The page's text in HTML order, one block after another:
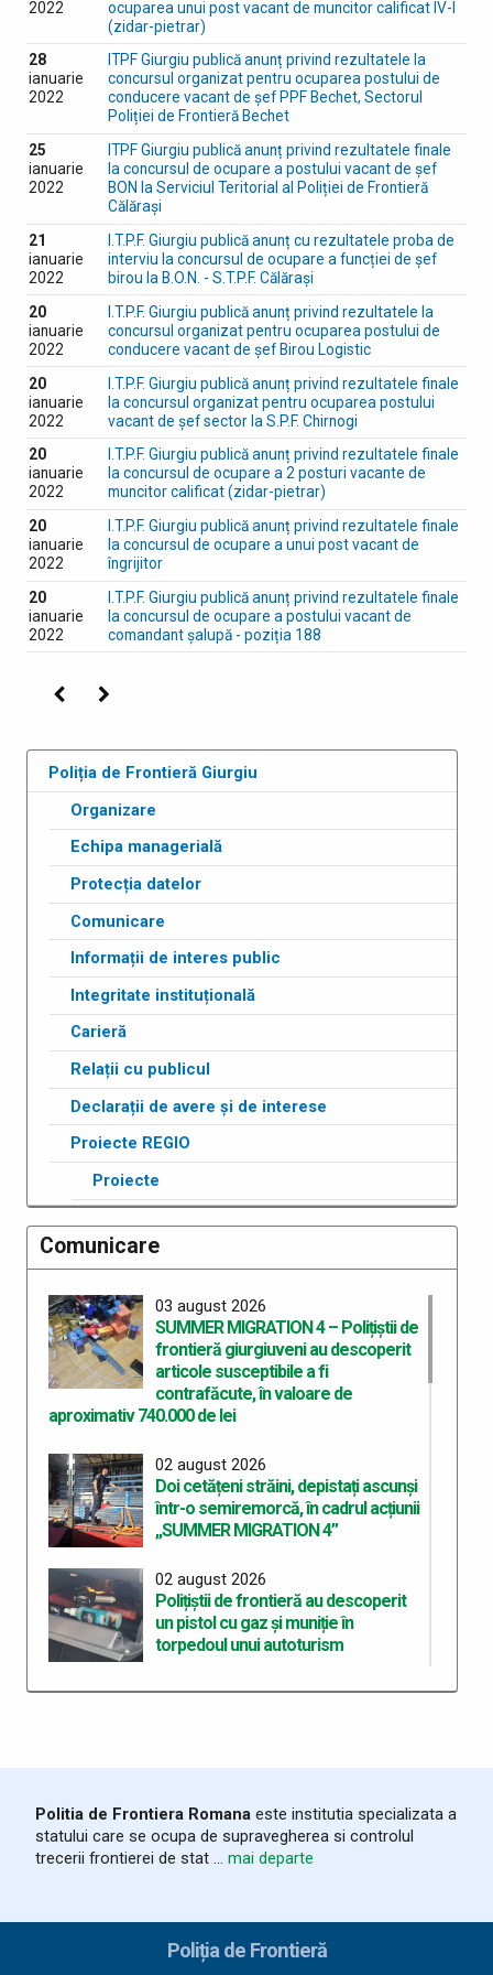
2022
ocuparea unui post vacant de muncitor calificat IV-I
(zidar-pietrar)
28
ianuarie
2022
ITPF Giurgiu publică anunț privind rezultatele la
concursul organizat pentru ocuparea postului de
conducere vacant de șef PPF Bechet, Sectorul
Poliției de Frontieră Bechet
25
ianuarie
2022
ITPF Giurgiu publică anunț privind rezultatele finale
la concursul de ocupare a postului vacant de șef
BON la Serviciul Teritorial al Poliției de Frontieră
Călărași
21
ianuarie
2022
I.T.P.F. Giurgiu publică anunț cu rezultatele proba de
interviu la concursul de ocupare a funcției de șef
birou la B.O.N. - S.T.P.F. Călărași
20
ianuarie
2022
I.T.P.F. Giurgiu publică anunț privind rezultatele la
concursul organizat pentru ocuparea postului de
conducere vacant de șef Birou Logistic
20
ianuarie
2022
I.T.P.F. Giurgiu publică anunț privind rezultatele finale
la concursul organizat pentru ocuparea postului
vacant de șef sector la S.P.F. Chirnogi
20
ianuarie
2022
I.T.P.F. Giurgiu publică anunț privind rezultatele finale
la concursul de ocupare a 2 posturi vacante de
muncitor calificat (zidar-pietrar)
20
ianuarie
2022
I.T.P.F. Giurgiu publică anunț privind rezultatele finale
la concursul de ocupare a unui post vacant de
îngrijitor
20
ianuarie
2022
I.T.P.F. Giurgiu publică anunț privind rezultatele finale
la concursul de ocupare a postului vacant de
comandant șalupă - poziția 188
Precedenta
Poliția de Frontieră Giurgiu
Organizare
Echipa managerială
Protecția datelor
Comunicare
Informații de interes public
Integritate instituțională
Carieră
Relații cu publicul
Declarații de avere și de interese
Proiecte REGIO
Proiecte
Comunicare
03 august 2026
SUMMER MIGRATION 4 – Polițiștii de
frontieră giurgiuveni au descoperit
articole susceptibile a fi
contrafăcute, în valoare de
aproximativ 740.000 de lei
02 august 2026
Doi cetățeni străini, depistați ascunși
într-o semiremorcă, în cadrul acțiunii
„SUMMER MIGRATION 4”
02 august 2026
Polițiștii de frontieră au descoperit
un pistol cu gaz și muniție în
torpedoul unui autoturism
31 iulie 2026
milioane de lei
26 iulie 2026
Peste 108.000 de țigarete, în valoare
ascunse în două autoturisme,
descoperite de polițiștii de frontieră
în cadrul acțiunii SUMMER MIGRATION 3
Politia de Frontiera Romana este institutia specializata a
statului care se ocupa de supravegherea si controlul
trecerii frontierei de stat ... mai departe
Poliția de Frontieră